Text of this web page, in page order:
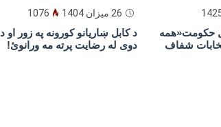
حکومت«همه
شفاف
26 میزان 1404 1076
د كابل ښاريانو كورونه په زور او د
دوى له رضايت پرته مه ورانوئ!